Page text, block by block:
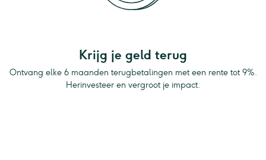
Krijg je geld terug
Ontvang elke 6 maanden terugbetalingen met een rente tot 9%.
Herinvesteer en vergroot je impact.